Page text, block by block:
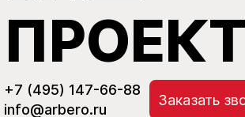
+7 (495) 147-66-88
info@arbero.ru
Заказать